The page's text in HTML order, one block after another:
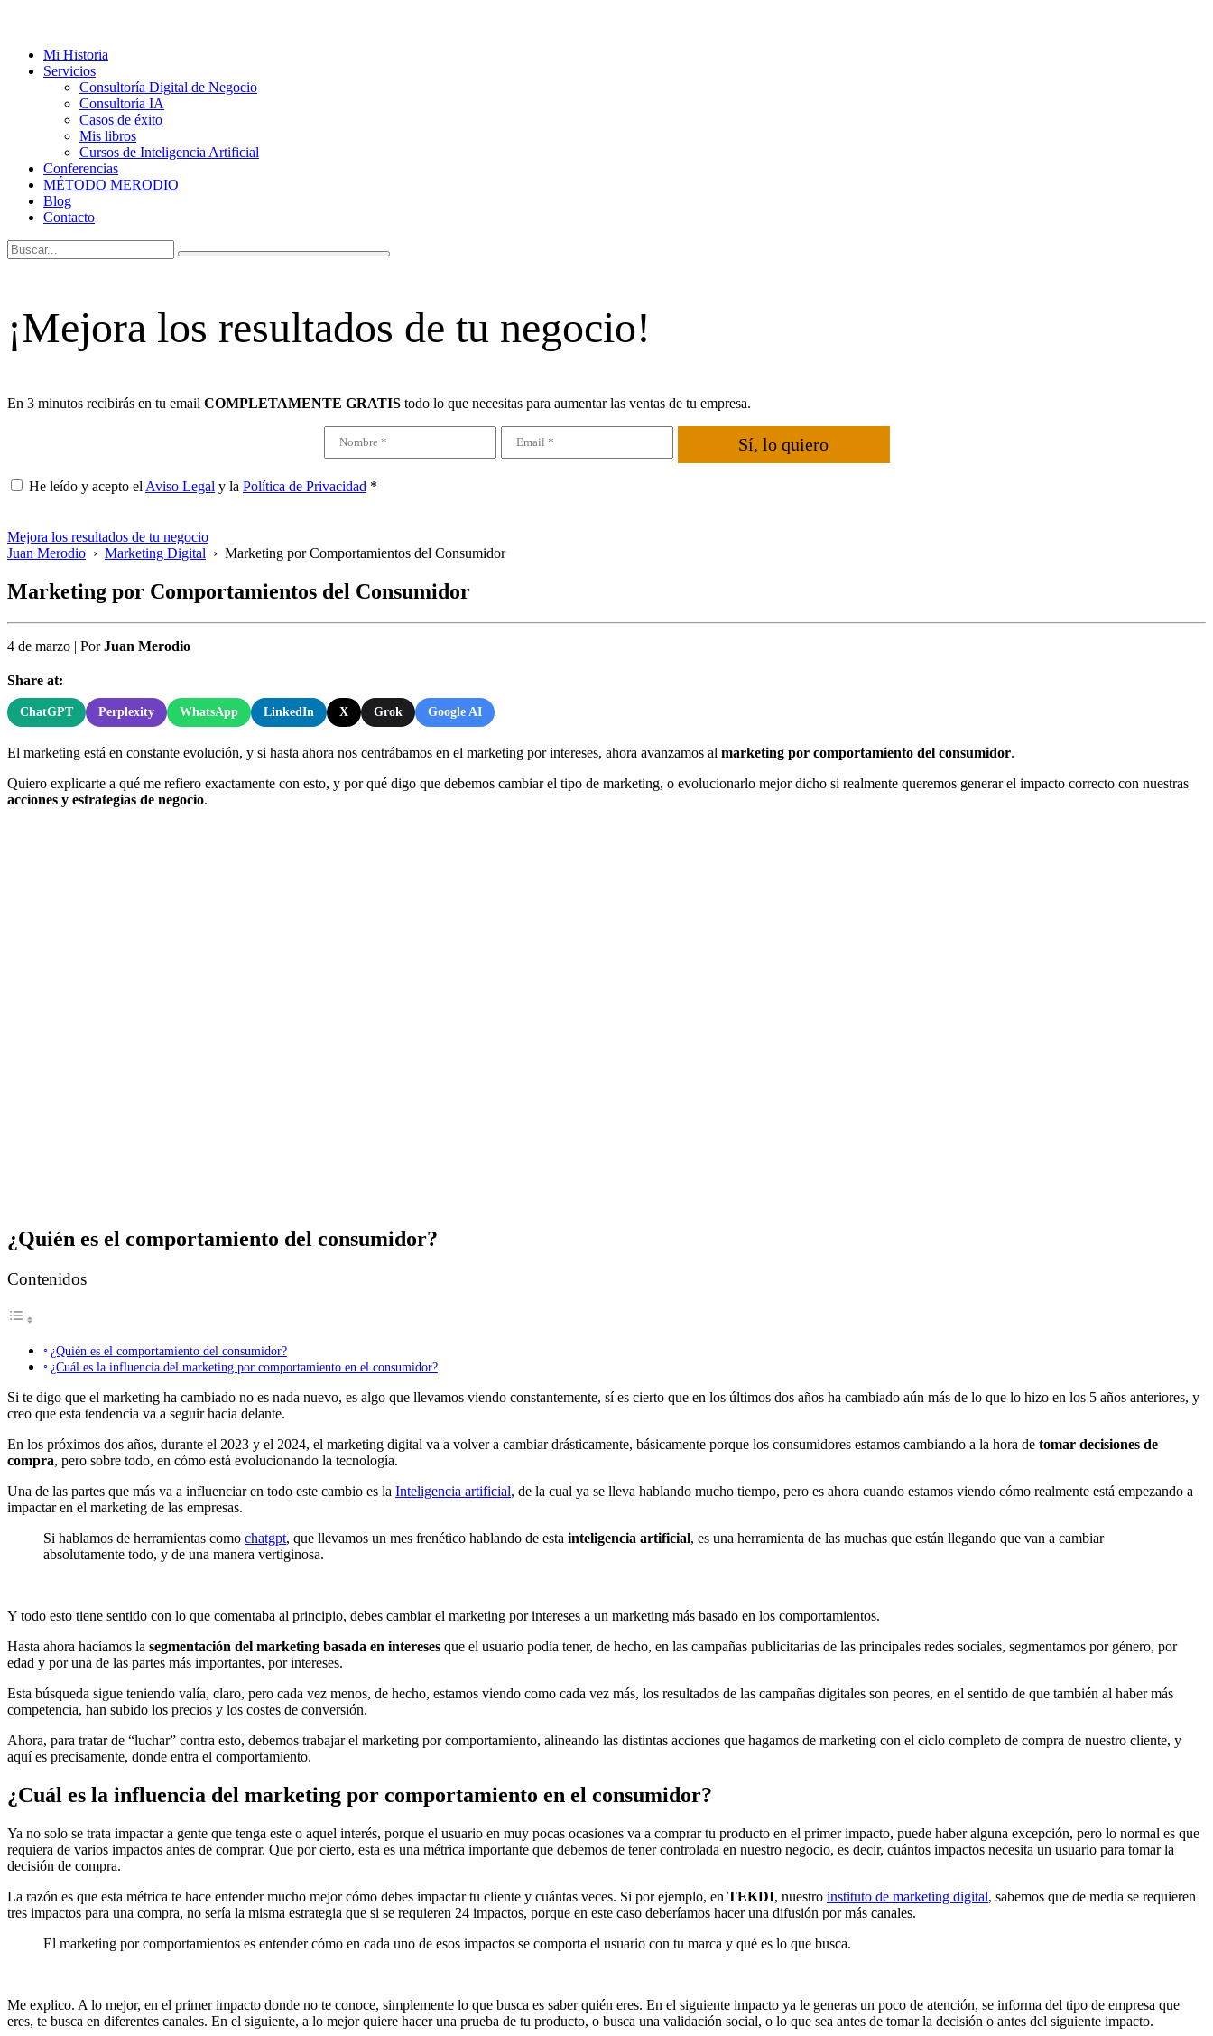
Mi Historia
Servicios
Consultoría Digital de Negocio
Consultoría IA
Casos de éxito
Mis libros
Cursos de Inteligencia Artificial
Conferencias
MÉTODO MERODIO
Blog
Contacto
¡Mejora los resultados de tu negocio!
En 3 minutos recibirás en tu email COMPLETAMENTE GRATIS todo lo que necesitas para aumentar las ventas de tu empresa.
Sí, lo quiero
He leído y acepto el Aviso Legal y la Política de Privacidad *
Mejora los resultados de tu negocio
Juan Merodio › Marketing Digital › Marketing por Comportamientos del Consumidor
Marketing por Comportamientos del Consumidor
4 de marzo | PorJuan Merodio
Share at:
ChatGPT Perplexity WhatsApp LinkedIn X Grok Google AI
El marketing está en constante evolución, y si hasta ahora nos centrábamos en el marketing por intereses, ahora avanzamos al marketing por comportamiento del consumidor.
Quiero explicarte a qué me refiero exactamente con esto, y por qué digo que debemos cambiar el tipo de marketing, o evolucionarlo mejor dicho si realmente queremos generar el impacto correcto con nuestras
acciones y estrategias de negocio.
¿Quién es el comportamiento del consumidor?
Contenidos
¿Quién es el comportamiento del consumidor?
¿Cuál es la influencia del marketing por comportamiento en el consumidor?
Si te digo que el marketing ha cambiado no es nada nuevo, es algo que llevamos viendo constantemente, sí es cierto que en los últimos dos años ha cambiado aún más de lo que lo hizo en los 5 años anteriores, y
creo que esta tendencia va a seguir hacia delante.
En los próximos dos años, durante el 2023 y el 2024, el marketing digital va a volver a cambiar drásticamente, básicamente porque los consumidores estamos cambiando a la hora de tomar decisiones de
compra, pero sobre todo, en cómo está evolucionando la tecnología.
Una de las partes que más va a influenciar en todo este cambio es la Inteligencia artificial, de la cual ya se lleva hablando mucho tiempo, pero es ahora cuando estamos viendo cómo realmente está empezando a
impactar en el marketing de las empresas.
Si hablamos de herramientas como chatgpt, que llevamos un mes frenético hablando de esta inteligencia artificial, es una herramienta de las muchas que están llegando que van a cambiar
absolutamente todo, y de una manera vertiginosa.
Y todo esto tiene sentido con lo que comentaba al principio, debes cambiar el marketing por intereses a un marketing más basado en los comportamientos.
Hasta ahora hacíamos la segmentación del marketing basada en intereses que el usuario podía tener, de hecho, en las campañas publicitarias de las principales redes sociales, segmentamos por género, por
edad y por una de las partes más importantes, por intereses.
Esta búsqueda sigue teniendo valía, claro, pero cada vez menos, de hecho, estamos viendo como cada vez más, los resultados de las campañas digitales son peores, en el sentido de que también al haber más
competencia, han subido los precios y los costes de conversión.
Ahora, para tratar de “luchar” contra esto, debemos trabajar el marketing por comportamiento, alineando las distintas acciones que hagamos de marketing con el ciclo completo de compra de nuestro cliente, y
aquí es precisamente, donde entra el comportamiento.
¿Cuál es la influencia del marketing por comportamiento en el consumidor?
Ya no solo se trata impactar a gente que tenga este o aquel interés, porque el usuario en muy pocas ocasiones va a comprar tu producto en el primer impacto, puede haber alguna excepción, pero lo normal es que
requiera de varios impactos antes de comprar. Que por cierto, esta es una métrica importante que debemos de tener controlada en nuestro negocio, es decir, cuántos impactos necesita un usuario para tomar la
decisión de compra.
La razón es que esta métrica te hace entender mucho mejor cómo debes impactar tu cliente y cuántas veces. Si por ejemplo, en TEKDI, nuestro instituto de marketing digital, sabemos que de media se requieren
tres impactos para una compra, no sería la misma estrategia que si se requieren 24 impactos, porque en este caso deberíamos hacer una difusión por más canales.
El marketing por comportamientos es entender cómo en cada uno de esos impactos se comporta el usuario con tu marca y qué es lo que busca.
Me explico. A lo mejor, en el primer impacto donde no te conoce, simplemente lo que busca es saber quién eres. En el siguiente impacto ya le generas un poco de atención, se informa del tipo de empresa que
eres, te busca en diferentes canales. En el siguiente, a lo mejor quiere hacer una prueba de tu producto, o busca una validación social, o lo que sea antes de tomar la decisión o antes del siguiente impacto.